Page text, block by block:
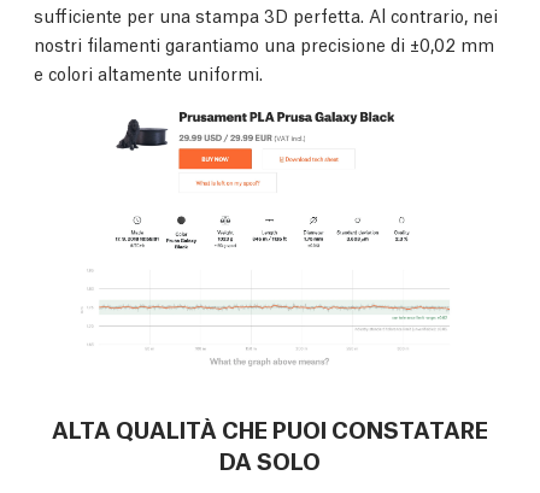
sufficiente per una stampa 3D perfetta. Al contrario, nei
nostri filamenti garantiamo una precisione di ±0,02 mm
e colori altamente uniformi.
ALTA QUALITÀ CHE PUOI CONSTATARE
DA SOLO